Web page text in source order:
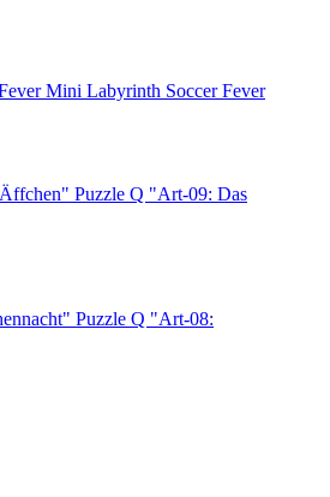
Mini Labyrinth Soccer Fever
Puzzle Q "Art-09: Das
Puzzle Q "Art-08: